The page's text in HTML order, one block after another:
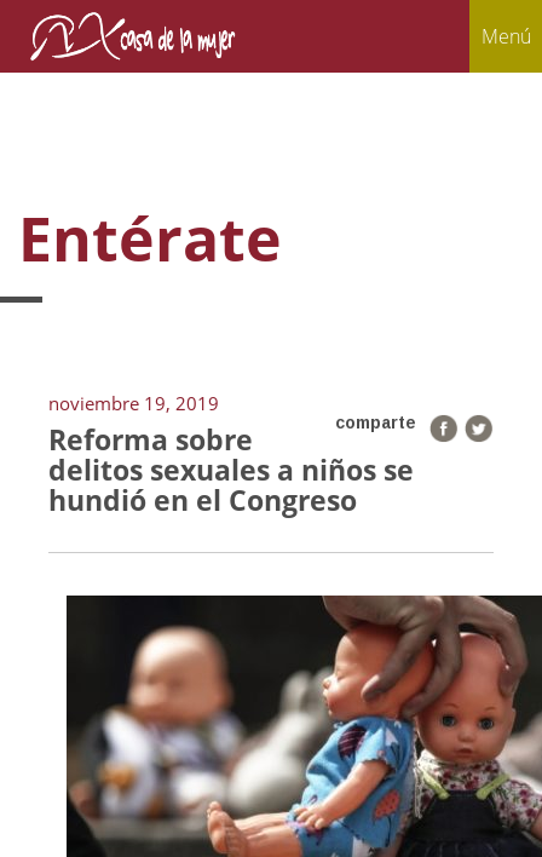
Menú
Entérate
noviembre 19, 2019
comparte
Reforma sobre
delitos sexuales a niños se
hundió en el Congreso